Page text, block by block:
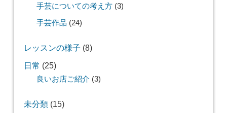
手芸についての考え方(3)
手芸作品 (24)
レッスンの様子 (8)
日常 (25)
良いお店ご紹介 (3)
未分類(15)